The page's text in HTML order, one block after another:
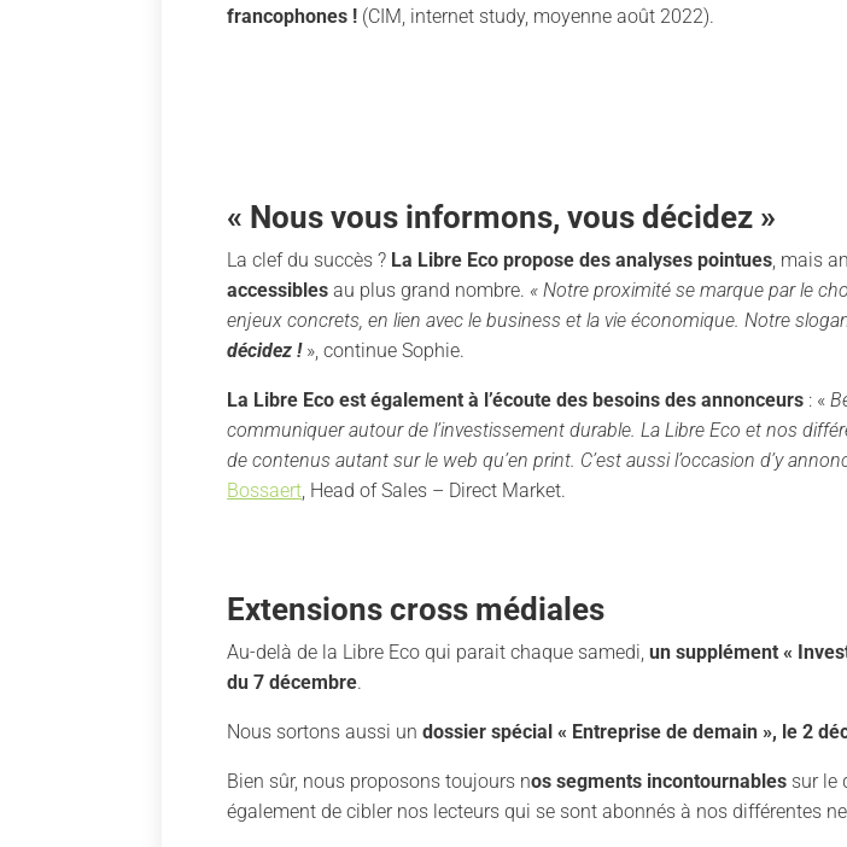
francophones ! (CIM, internet study, moyenne août 2022).
« Nous vous informons, vous décidez »
La clef du succès ? La Libre Eco propose des analyses pointues, mais
accessibles au plus grand nombre. « Notre proximité se marque par le
enjeux concrets, en lien avec le business et la vie économique. Notre
décidez !», continue Sophie.
La Libre Eco est également à l’écoute des besoins des annonceurs : «
communiquer autour de l’investissement durable. La Libre Eco et nos
de contenus autant sur le web qu’en print. C’est aussi l’occasion d’y
Bossaert, Head of Sales – Direct Market.
Extensions cross médiales
Au-delà de la Libre Eco qui parait chaque samedi,un supplément «
du 7 décembre.
Nous sortons aussi undossier spécial « Entreprise de demain », le 2
Bien sûr, nous proposons toujours nos segments incontournables sur le
également de cibler nos lecteurs qui se sont abonnés à nos différentes